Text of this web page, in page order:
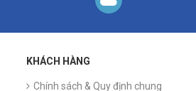
KHÁCH HÀNG
Chính sách & Quy định chung